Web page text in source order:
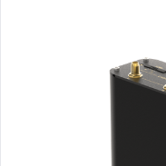
Промышленные